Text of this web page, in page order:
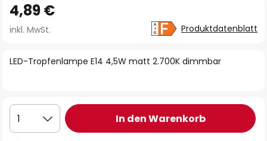
Anfang
der
springen
LED-Tropfenlampe E14 4,5W matt 2.700K dimmbar
4,89 €
inkl. MwSt. Produktdatenblatt
1 In den Warenkorb